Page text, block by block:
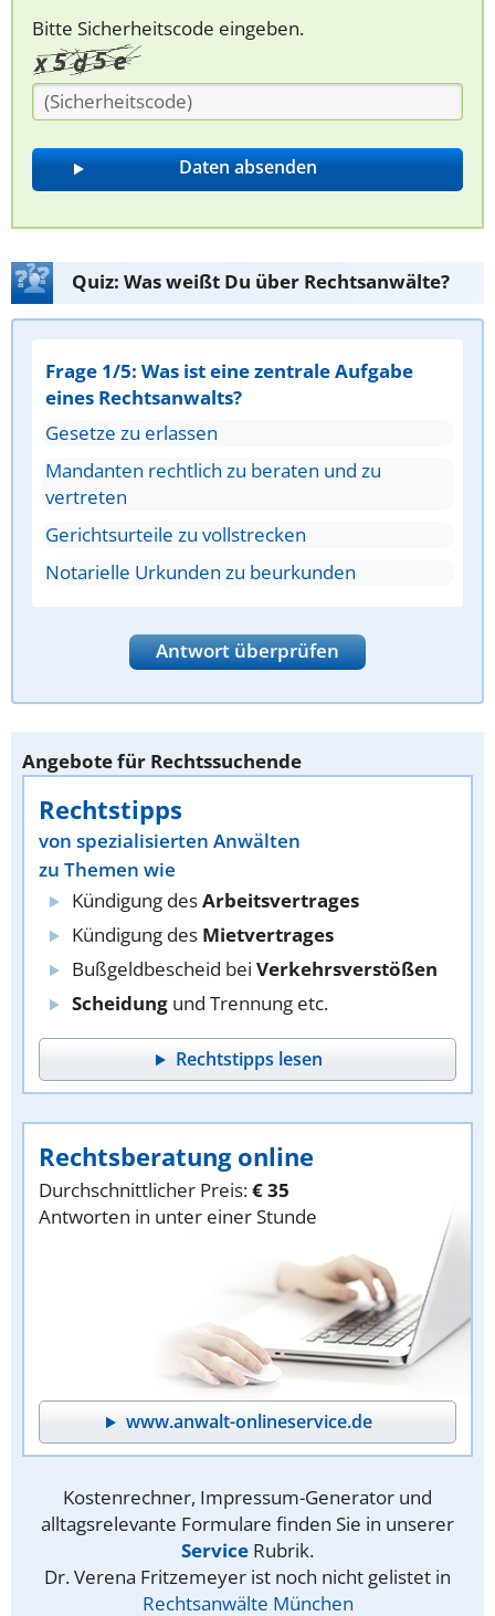
Bitte Sicherheitscode eingeben.
Quiz: Was weißt Du über Rechtsanwälte?
Frage 1/5: Was ist eine zentrale Aufgabe
eines Rechtsanwalts?
Gesetze zu erlassen
Mandanten rechtlich zu beraten und zu
vertreten
Gerichtsurteile zu vollstrecken
Notarielle Urkunden zu beurkunden
Antwort überprüfen
Angebote für Rechtssuchende
Rechtstipps
von spezialisierten Anwälten
zu Themen wie
Kündigung desArbeitsvertrages
Kündigung des Mietvertrages
Bußgeldbescheid bei Verkehrsverstößen
Scheidung und Trennung etc.
Rechtstipps lesen
Rechtsberatung online
Durchschnittlicher Preis:€ 35
Antworten in unter einer Stunde
www.anwalt-onlineservice.de
Kostenrechner, Impressum-Generator und
alltagsrelevante Formulare finden Sie in unserer
Service Rubrik.
Dr. Verena Fritzemeyer ist noch nicht gelistet in
Rechtsanwälte München